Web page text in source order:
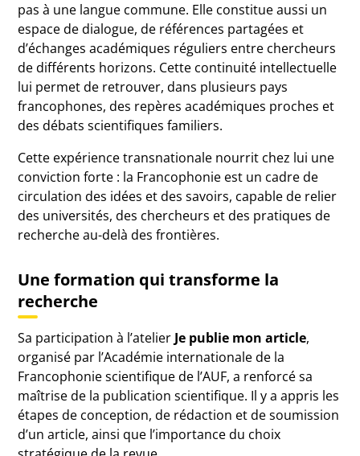
pas à une langue commune. Elle constitue aussi un
espace de dialogue, de références partagées et
d’échanges académiques réguliers entre chercheurs
de différents horizons. Cette continuité intellectuelle
lui permet de retrouver, dans plusieurs pays
francophones, des repères académiques proches et
des débats scientifiques familiers.
Cette expérience transnationale nourrit chez lui une
conviction forte : la Francophonie est un cadre de
circulation des idées et des savoirs, capable de relier
des universités, des chercheurs et des pratiques de
recherche au-delà des frontières.
Une formation qui transforme la
recherche
Sa participation à l’atelier Je publie mon article,
organisé par l’Académie internationale de la
Francophonie scientifique de l’AUF, a renforcé sa
maîtrise de la publication scientifique. Il y a appris les
étapes de conception, de rédaction et de soumission
d’un article, ainsi que l’importance du choix